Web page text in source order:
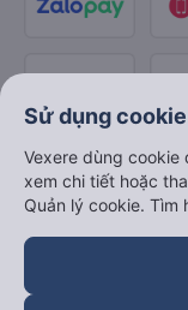
Sử dụng cookie
Vexere dùng cookie
xem chi tiết hoặc
Quản lý cookie. Tìm